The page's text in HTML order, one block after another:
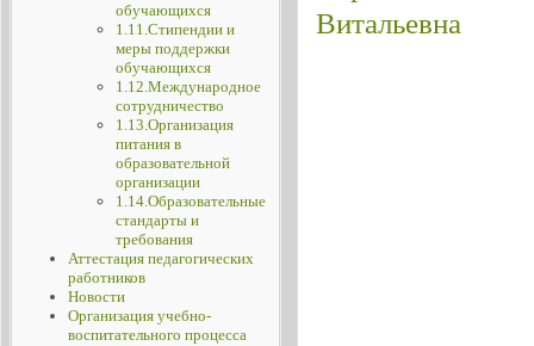
обучающихся
1.11.Стипендии и
меры поддержки
обучающихся
1.12.Международное
сотрудничество
1.13.Организация
питания в
образовательной
организации
1.14.Образовательные
стандарты и
требования
Аттестация педагогических
работников
Новости
Организация учебно-
воспитательного процесса